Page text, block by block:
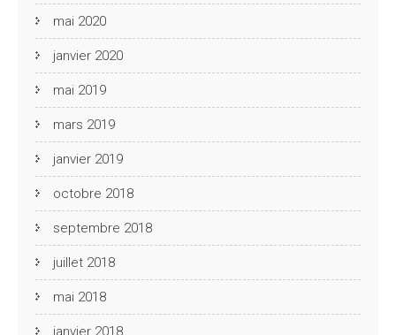
mai 2020
janvier 2020
mai 2019
mars 2019
janvier 2019
octobre 2018
septembre 2018
juillet 2018
mai 2018